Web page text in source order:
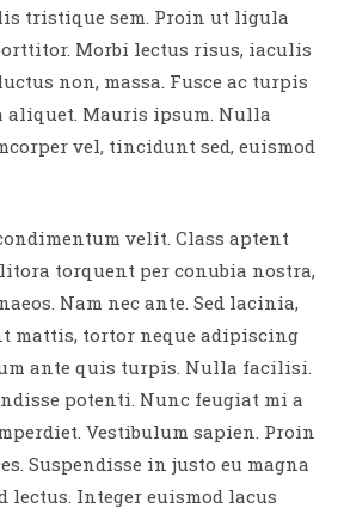
tristique sem. Proin ut ligula
Morbi lectus risus, iaculis
non, massa. Fusce ac turpis
Mauris ipsum. Nulla
vel, tincidunt sed, euismod
velit. Class aptent
torquent per conubia nostra,
Nam nec ante. Sed lacinia,
mattis, tortor neque adipiscing
ante quis turpis. Nulla facilisi.
potenti. Nunc feugiat mi a
Vestibulum sapien. Proin
Suspendisse in justo eu magna
lectus. Integer euismod lacus